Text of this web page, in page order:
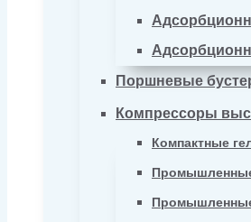
Поршневые
Компрессоры
Компактные